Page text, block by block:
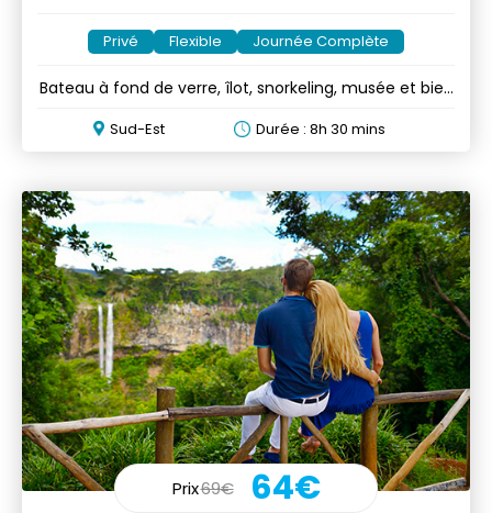
Privé Flexible Journée Complète
Bateau à fond de verre, îlot, snorkeling, musée et bien
Sud-Est Durée : 8h 30 mins
Prix69€ 64€